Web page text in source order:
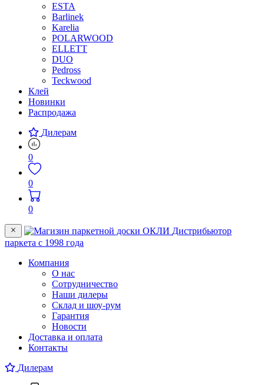
ESTA
Barlinek
Karelia
POLARWOOD
ELLETT
DUO
Pedross
Teckwood
Клей
Новинки
Распродажа
Дилерам
0
0
0
Дистрибьютор
паркета c 1998 года
Компания
О нас
Сотрудничество
Наши дилеры
Склад и шоу-рум
Гарантия
Новости
Доставка и оплата
Контакты
Дилерам